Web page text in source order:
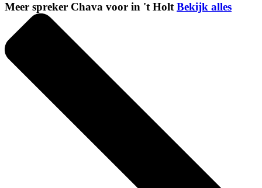
Meer spreker Chava voor in 't Holt Bekijk alles